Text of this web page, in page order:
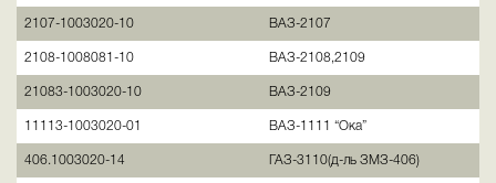
2107-1003020-10 ВАЗ-2107
2108-1008081-10 ВАЗ-2108,2109
21083-1003020-10 ВАЗ-2109
11113-1003020-01 ВАЗ-1111 “Ока”
406.1003020-14 ГАЗ-3110(д-ль ЗМЗ-406)